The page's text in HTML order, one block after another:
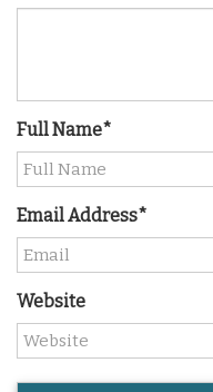
Full Name*
Email Address*
Website